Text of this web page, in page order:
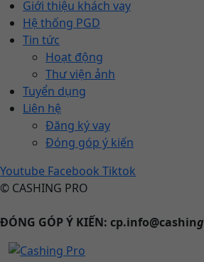
Giới thiệu khách vay
Hệ thống PGD
Tin tức
Hoạt động
Thư viện ảnh
Tuyển dụng
Liên hệ
Đăng ký vay
Đóng góp ý kiến
Youtube Facebook Tiktok
© CASHING PRO
ĐÓNG GÓP Ý KIẾN: cp.info@cashing